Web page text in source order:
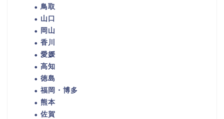
鳥取
山口
岡山
香川
愛媛
高知
徳島
福岡・博多
熊本
佐賀